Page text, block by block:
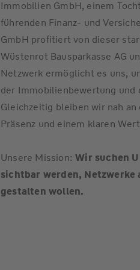
Immobilien GmbH, einem
führenden Finanz- und
GmbH profitiert von dieser
Wüstenrot Bausparkasse AG
Netzwerk ermöglicht es uns,
der Immobilienbewertung und
Gleichzeitig bleiben wir nah
Präsenz und einem klaren
Unsere Mission:Wir suchen
sichtbar werden,
gestalten wollen.